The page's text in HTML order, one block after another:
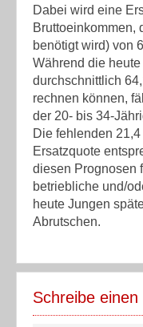
Dabei wird eine
Bruttoeinkommen,
benötigt wird) von
Während die
durchschnittlich
rechnen können,
der 20- bis 34-
Die fehlenden
Ersatzquote
diesen Prognosen
betriebliche und/
heute Jungen
Abrutschen.
Schreibe